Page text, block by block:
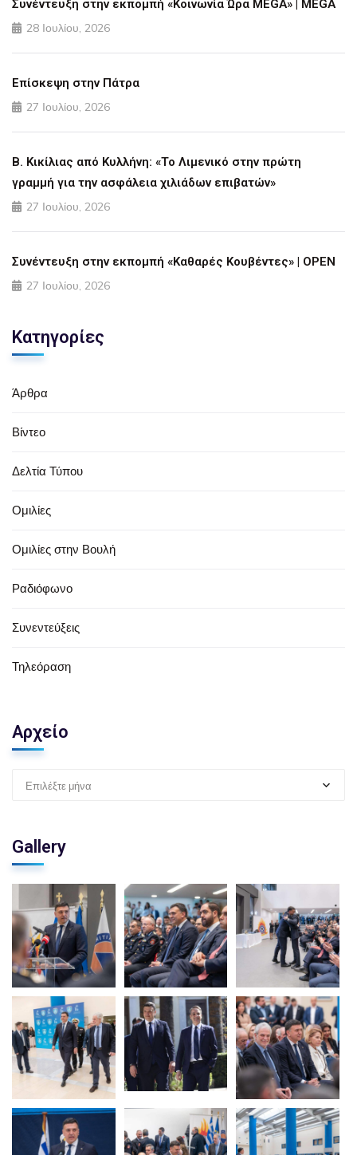
Συνέντευξη στην εκπομπή «Κοινωνία Ώρα MEGA» | MEGA
28 Ιουλίου, 2026
Επίσκεψη στην Πάτρα
27 Ιουλίου, 2026
Β. Κικίλιας από Κυλλήνη: «Το Λιμενικό στην πρώτη
γραμμή για την ασφάλεια χιλιάδων επιβατών»
27 Ιουλίου, 2026
Συνέντευξη στην εκπομπή «Καθαρές Κουβέντες» | OPEN
27 Ιουλίου, 2026
Κατηγορίες
Άρθρα
Βίντεο
Δελτία Τύπου
Ομιλίες
Ομιλίες στην Βουλή
Ραδιόφωνο
Συνεντεύξεις
Τηλεόραση
Αρχείο
Επιλέξτε μήνα
Gallery